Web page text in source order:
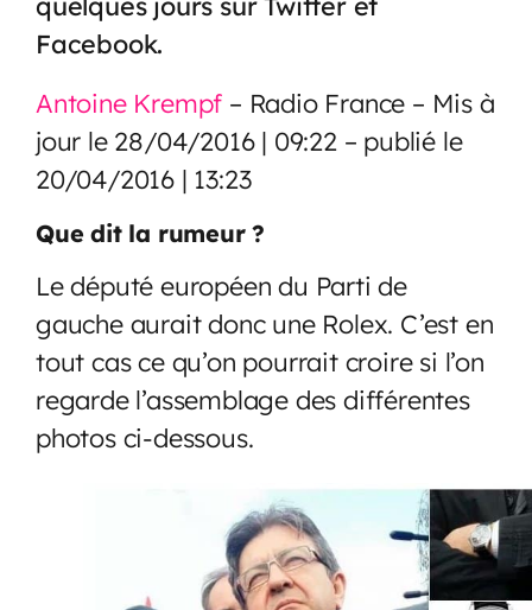
Facebook.
Antoine Krempf – Radio France – Mis à
jour le 28/04/2016 | 09:22 – publié le
20/04/2016 | 13:23
Que dit la rumeur ?
Le député européen du Parti de
gauche aurait donc une Rolex. C’est en
tout cas ce qu’on pourrait croire si l’on
regarde l’assemblage des différentes
photos ci-dessous.